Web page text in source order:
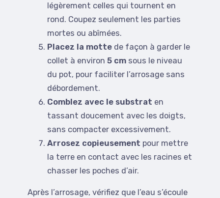
légèrement celles qui tournent en
rond. Coupez seulement les parties
mortes ou abîmées.
Placez la motte de façon à garder le
collet à environ 5 cm sous le niveau
du pot, pour faciliter l’arrosage sans
débordement.
Comblez avec le substrat en
tassant doucement avec les doigts,
sans compacter excessivement.
Arrosez copieusement pour mettre
la terre en contact avec les racines et
chasser les poches d’air.
Après l’arrosage, vérifiez que l’eau s’écoule